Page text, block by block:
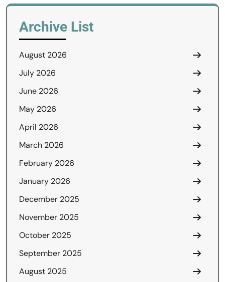
Archive List
August 2026
July 2026
June 2026
May 2026
April 2026
March 2026
February 2026
January 2026
December 2025
November 2025
October 2025
September 2025
August 2025